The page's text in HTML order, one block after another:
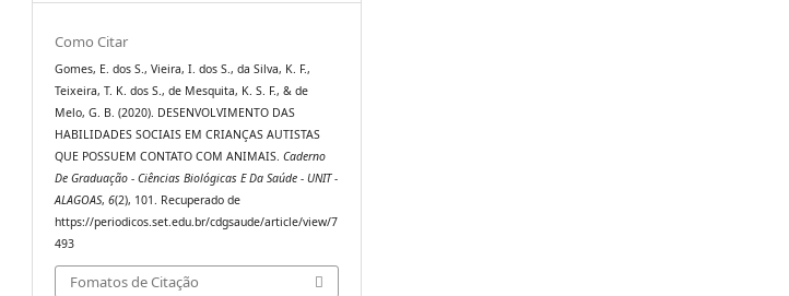
Como Citar
Gomes, E. dos S., Vieira, I. dos S., da Silva, K. F.,
Teixeira, T. K. dos S., de Mesquita, K. S. F., & de
Melo, G. B. (2020). DESENVOLVIMENTO DAS
HABILIDADES SOCIAIS EM CRIANÇAS AUTISTAS
QUE POSSUEM CONTATO COM ANIMAIS.Caderno
De Graduação - Ciências Biológicas E Da Saúde - UNIT -
ALAGOAS,6(2), 101. Recuperado de
https://periodicos.set.edu.br/cdgsaude/article/view/7
493
Fomatos de Citação